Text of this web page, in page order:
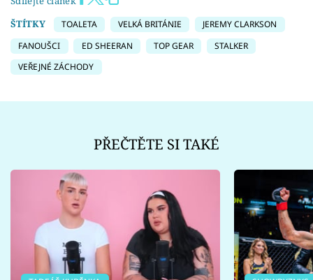
ŠTÍTKY
TOALETA VELKÁ BRITÁNIE
JEREMY CLARKSON
FANOUŠCI
ED SHEERAN TOP GEAR
STALKER
VEŘEJNÉ ZÁCHODY
PŘEČTĚTE SI TAKÉ